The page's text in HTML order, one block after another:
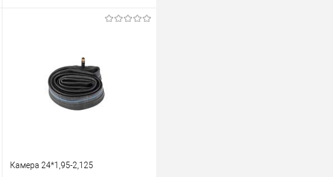
Камера 24*1,95-2,125